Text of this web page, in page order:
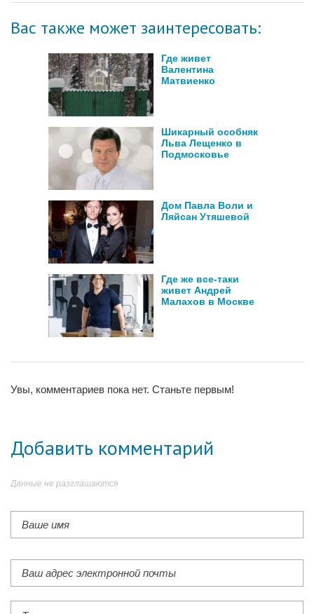
Вас также может заинтересовать:
Где живет
Валентина
Матвиенко
Шикарный особняк
Льва Лещенко в
Подмосковье
Дом Павла Воли и
Ляйсан Утяшевой
Где же все-таки
живет Андрей
Малахов в Москве
Увы, комментариев пока нет. Станьте первым!
Добавить комментарий
Данные не разглашаются